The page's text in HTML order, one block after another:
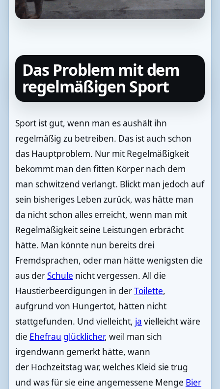
Das Problem mit dem
regelmäßigen Sport
Sport ist gut, wenn man es aushält ihn
regelmäßig zu betreiben. Das ist auch schon
das Hauptproblem. Nur mit Regelmäßigkeit
bekommt man den fitten Körper nach dem
man schwitzend verlangt. Blickt man jedoch auf
sein bisheriges Leben zurück, was hätte man
da nicht schon alles erreicht, wenn man mit
Regelmäßigkeit seine Leistungen erbrächt
hätte. Man könnte nun bereits drei
Fremdsprachen, oder man hätte wenigsten die
aus derSchule nicht vergessen. All die
Haustierbeerdigungen in derToilette,
aufgrund von Hungertot, hätten nicht
stattgefunden. Und vielleicht, ja vielleicht wäre
die Ehefrau glücklicher, weil man sich
irgendwann gemerkt hätte, wann
der Hochzeitstag war, welches Kleid sie trug
und was für sie eine angemessene Menge Bier